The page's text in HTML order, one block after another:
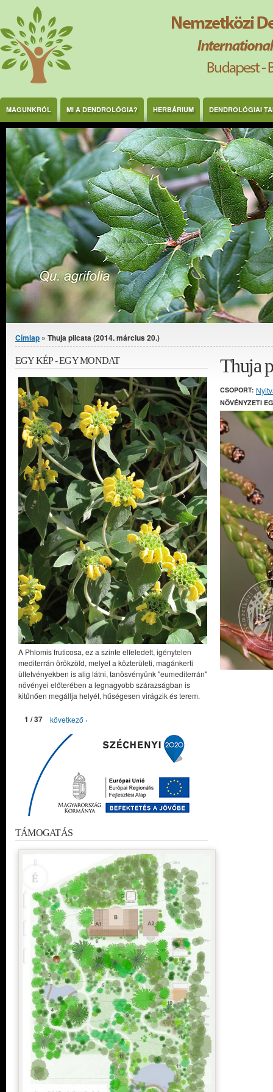
Ugrás a tartalomra
MAGUNKRÓL MI A DENDROLÓGIA? HERBÁRIUM DENDROLÓGIAI
Jelenlegi hely
Címlap » Thuja plicata (2014. március 20.)
Thuja
CSOPORT:
NÖVÉNYZETI
EGY KÉP - EGY MONDAT
A Phlomis fruticosa, ez a szinte elfeledett, igénytelen
mediterrán örökzöld, melyet a közterületi, magánkerti
ültetvényekben is alig látni, tanösvényünk "eumediterrán"
növényei előterében a legnagyobb szárazságban is
kitűnően megállja helyét, hűségesen virágzik és terem.
1 / 37 következő ›
TÁMOGATÁS